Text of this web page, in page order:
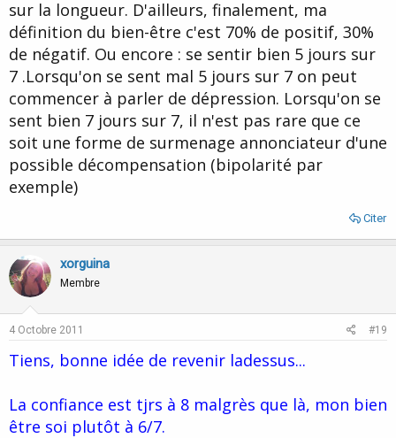
sur la longueur. D'ailleurs, finalement, ma
définition du bien-être c'est 70% de positif, 30%
de négatif. Ou encore : se sentir bien 5 jours sur
7 .Lorsqu'on se sent mal 5 jours sur 7 on peut
commencer à parler de dépression. Lorsqu'on se
sent bien 7 jours sur 7, il n'est pas rare que ce
soit une forme de surmenage annonciateur d'une
possible décompensation (bipolarité par
exemple)
Citer
xorguina
Membre
4 Octobre 2011 #19
Tiens, bonne idée de revenir ladessus...
La confiance est tjrs à 8 malgrès que là, mon bien
être soi plutôt à 6/7.